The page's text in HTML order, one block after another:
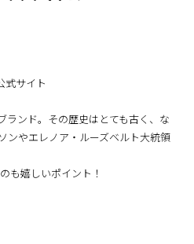
式サイト
ランド。その歴史はとても古く、な
ンやエレノア・ルーズベルト大統領
も嬉しいポイント！